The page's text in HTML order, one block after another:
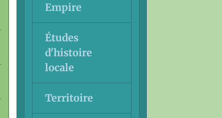
Empire
Études
d'histoire
locale
Territoire